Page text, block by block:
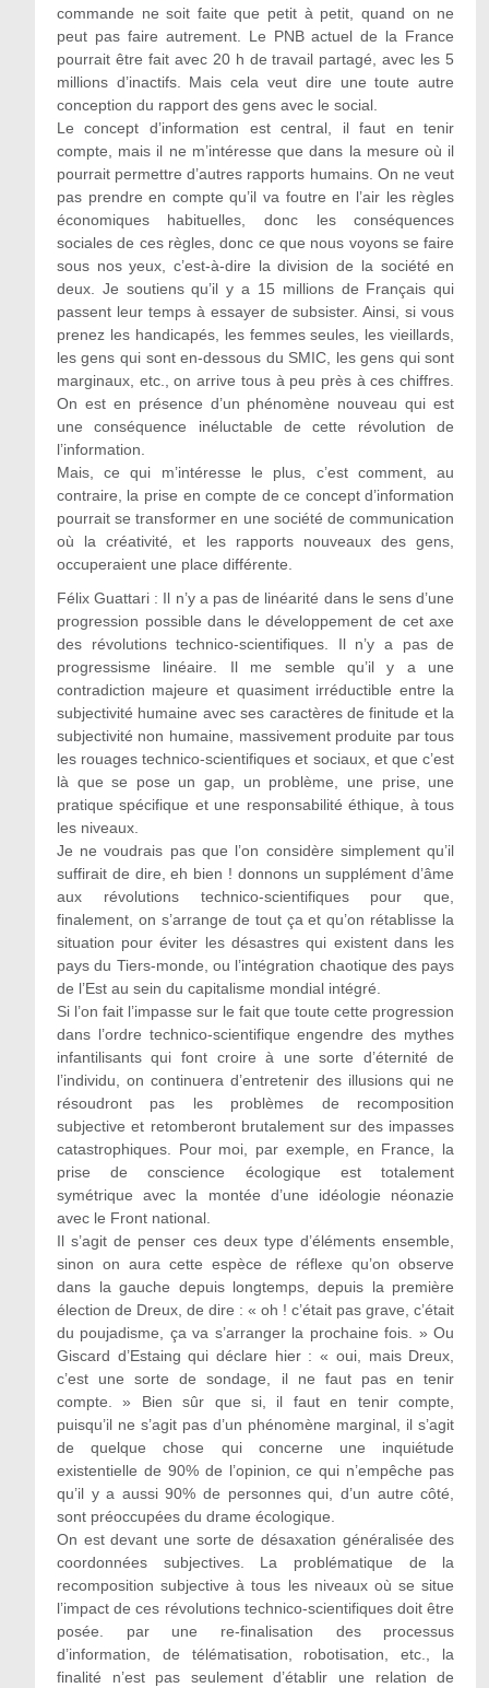
commande ne soit faite que petit à petit, quand on ne
peut pas faire autrement. Le PNB actuel de la France
pourrait être fait avec 20 h de travail partagé, avec les 5
millions d’inactifs. Mais cela veut dire une toute autre
conception du rapport des gens avec le social.
Le concept d’information est central, il faut en tenir
compte, mais il ne m’intéresse que dans la mesure où il
pourrait permettre d’autres rapports humains. On ne veut
pas prendre en compte qu’il va foutre en l’air les règles
économiques habituelles, donc les conséquences
sociales de ces règles, donc ce que nous voyons se faire
sous nos yeux, c’est-à-dire la division de la société en
deux. Je soutiens qu’il y a 15 millions de Français qui
passent leur temps à essayer de subsister. Ainsi, si vous
prenez les handicapés, les femmes seules, les vieillards,
les gens qui sont en-dessous du SMIC, les gens qui sont
marginaux, etc., on arrive tous à peu près à ces chiffres.
On est en présence d’un phénomène nouveau qui est
une conséquence inéluctable de cette révolution de
l’information.
Mais, ce qui m’intéresse le plus, c’est comment, au
contraire, la prise en compte de ce concept d’information
pourrait se transformer en une société de communication
où la créativité, et les rapports nouveaux des gens,
occuperaient une place différente.
Félix Guattari : Il n’y a pas de linéarité dans le sens d’une
progression possible dans le développement de cet axe
des révolutions technico-scientifiques. Il n’y a pas de
progressisme linéaire. Il me semble qu’il y a une
contradiction majeure et quasiment irréductible entre la
subjectivité humaine avec ses caractères de finitude et la
subjectivité non humaine, massivement produite par tous
les rouages technico-scientifiques et sociaux, et que c’est
là que se pose un gap, un problème, une prise, une
pratique spécifique et une responsabilité éthique, à tous
les niveaux.
Je ne voudrais pas que l’on considère simplement qu’il
suffirait de dire, eh bien ! donnons un supplément d’âme
aux révolutions technico-scientifiques pour que,
finalement, on s’arrange de tout ça et qu’on rétablisse la
situation pour éviter les désastres qui existent dans les
pays du Tiers-monde, ou l’intégration chaotique des pays
de l’Est au sein du capitalisme mondial intégré.
Si l’on fait l’impasse sur le fait que toute cette progression
dans l’ordre technico-scientifique engendre des mythes
infantilisants qui font croire à une sorte d’éternité de
l’individu, on continuera d’entretenir des illusions qui ne
résoudront pas les problèmes de recomposition
subjective et retomberont brutalement sur des impasses
catastrophiques. Pour moi, par exemple, en France, la
prise de conscience écologique est totalement
symétrique avec la montée d’une idéologie néonazie
avec le Front national.
Il s’agit de penser ces deux type d’éléments ensemble,
sinon on aura cette espèce de réflexe qu’on observe
dans la gauche depuis longtemps, depuis la première
élection de Dreux, de dire : « oh ! c’était pas grave, c’était
du poujadisme, ça va s’arranger la prochaine fois. » Ou
Giscard d’Estaing qui déclare hier : « oui, mais Dreux,
c’est une sorte de sondage, il ne faut pas en tenir
compte. » Bien sûr que si, il faut en tenir compte,
puisqu’il ne s’agit pas d’un phénomène marginal, il s’agit
de quelque chose qui concerne une inquiétude
existentielle de 90% de l’opinion, ce qui n’empêche pas
qu’il y a aussi 90% de personnes qui, d’un autre côté,
sont préoccupées du drame écologique.
On est devant une sorte de désaxation généralisée des
coordonnées subjectives. La problématique de la
recomposition subjective à tous les niveaux où se situe
l’impact de ces révolutions technico-scientifiques doit être
posée. par une re-finalisation des processus
d’information, de télématisation, robotisation, etc., la
finalité n’est pas seulement d’établir une relation de